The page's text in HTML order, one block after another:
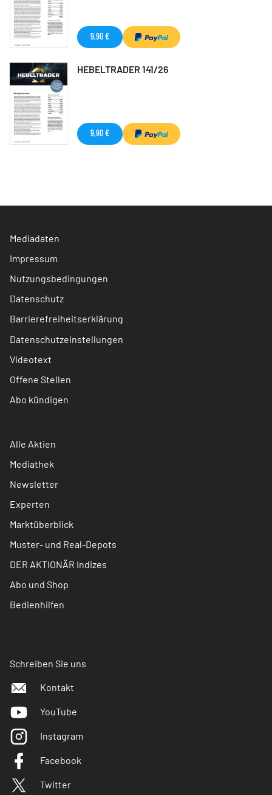
9,90 €
HEBELTRADER 141/26
9,90 €
Mediadaten
Impressum
Nutzungsbedingungen
Datenschutz
Barrierefreiheitserklärung
Datenschutzeinstellungen
Videotext
Offene Stellen
Abo kündigen
Alle Aktien
Mediathek
Newsletter
Experten
Marktüberblick
Muster- und Real-Depots
DER AKTIONÄR Indizes
Abo und Shop
Bedienhilfen
Schreiben Sie uns
Kontakt
YouTube
Instagram
Facebook
Twitter